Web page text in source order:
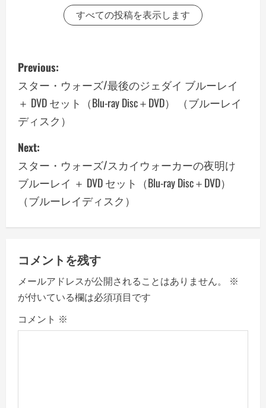
すべての投稿を表示します
P
o
s
t
n
a
v
i
g
a
t
i
Previous:
スター・ウォーズ/最後のジェダイ ブルーレイ
＋ DVD セット（Blu-ray Disc＋DVD） （ブルーレイ
ディスク）
Next:
スター・ウォーズ/スカイウォーカーの夜明け
ブルーレイ ＋ DVD セット（Blu-ray Disc＋DVD）
（ブルーレイディスク）
コメントを残す
メールアドレスが公開されることはありません。
※
が付いている欄は必須項目です
コメント ※